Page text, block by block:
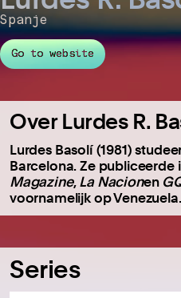
Spanje
Go to website
Over Lurdes R.
Lurdes Basolí (1981)
Barcelona. Ze publiceerde
Magazine,La Nacionen
voornamelijk op Venezuela.
Series